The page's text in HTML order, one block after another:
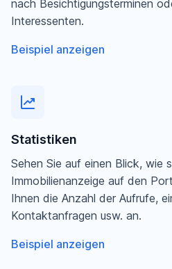
nach Besichtigungsterminen
Interessenten.
Beispiel anzeigen
Statistiken
Sehen Sie auf einen Blick, wie
Immobilienanzeige auf den
Ihnen die Anzahl der Aufrufe,
Kontaktanfragen usw. an.
Beispiel anzeigen